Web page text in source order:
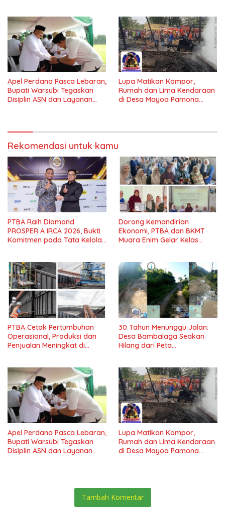
Apel Perdana Pasca Lebaran,
Bupati Warsubi Tegaskan
Disiplin ASN dan Layanan
Lupa Matikan Kompor,
Rumah dan Lima Kendaraan
di Desa Mayoa Pamona
Rekomendasi untuk kamu
PTBA Raih Diamond
PROSPER A IRCA 2026, Bukti
Komitmen pada Tata Kelola
Dorong Kemandirian
Ekonomi, PTBA dan BKMT
Muara Enim Gelar Kelas
PTBA Cetak Pertumbuhan
Operasional, Produksi dan
Penjualan Meningkat di
30 Tahun Menunggu Jalan:
Desa Bambalaga Seakan
Hilang dari Peta
Apel Perdana Pasca Lebaran,
Bupati Warsubi Tegaskan
Disiplin ASN dan Layanan
Lupa Matikan Kompor,
Rumah dan Lima Kendaraan
di Desa Mayoa Pamona
Tambah Komentar